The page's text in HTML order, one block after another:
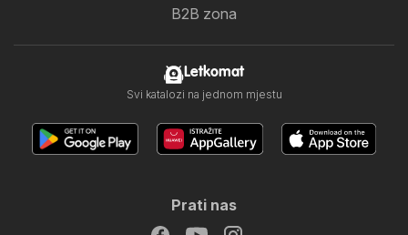
B2B zona
Letkomat
Svi katalozi na jednom mjestu
Prati nas